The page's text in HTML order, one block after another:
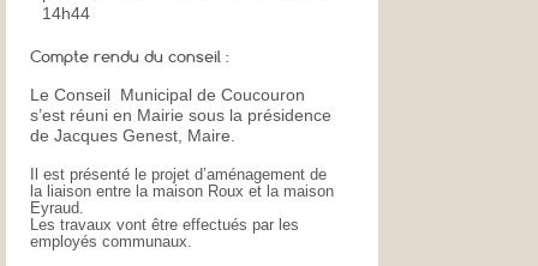
14h44
Compte rendu du conseil :
Le Conseil Municipal de Coucouron
s’est réuni en Mairie sous la présidence
de Jacques Genest, Maire.
Il est présenté le projet d’aménagement de
la liaison entre la maison Roux et la maison
Eyraud.
Les travaux vont être effectués par les
employés communaux.